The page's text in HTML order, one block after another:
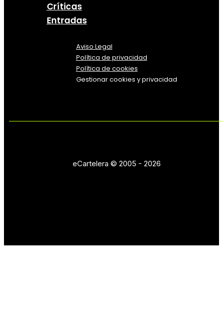
Críticas
Entradas
Aviso Legal
Política de privacidad
Política de cookies
Gestionar cookies y privacidad
eCartelera © 2005 - 2026